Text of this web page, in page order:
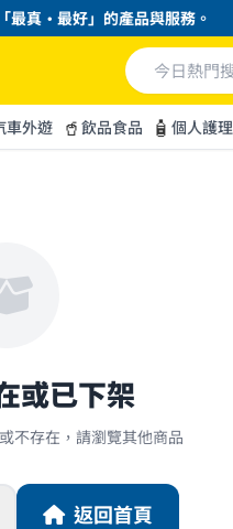
・最好」的產品與服務。
車外遊 🥤 飲品食品 🧴 個人護理
或已下架
不存在，請瀏覽其他商品
返回首頁